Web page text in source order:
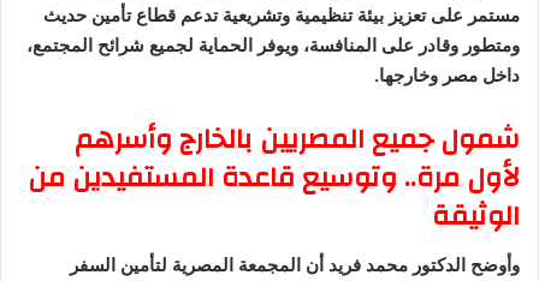
مستمر على تعزيز بيئة تنظيمية وتشريعية تدعم قطاع تأمين حديث
ومتطور وقادر على المنافسة، ويوفر الحماية لجميع شرائح المجتمع،
داخل مصر وخارجها.
شمول جميع المصريين بالخارج وأسرهم
لأول مرة.. وتوسيع قاعدة المستفيدين من
الوثيقة
وأوضح الدكتور محمد فريد أن المجمعة المصرية لتأمين السفر